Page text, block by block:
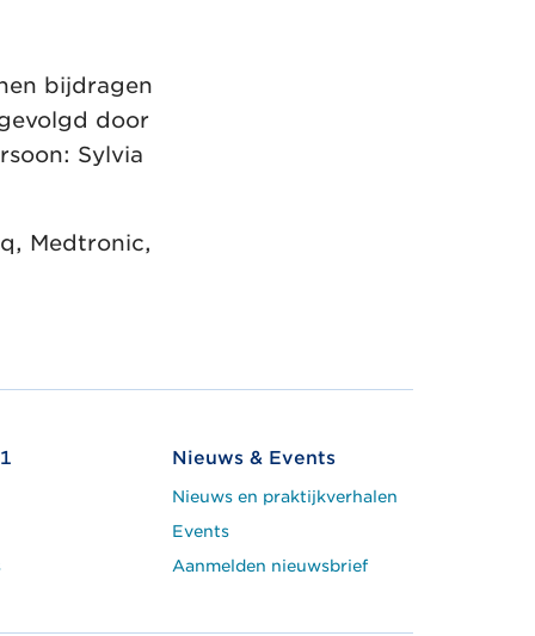
bijdragen
door
Sylvia
Medtronic,
Nieuws & Events
Nieuws en praktijkverhalen
Events
Aanmelden nieuwsbrief